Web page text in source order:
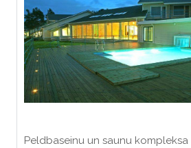
Peldbaseinu un saunu kompleksa